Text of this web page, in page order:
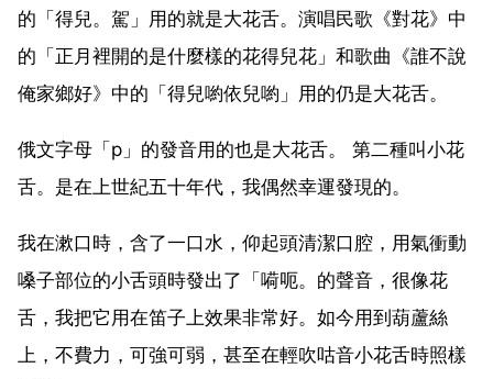
的「得兒。駕」用的就是大花舌。演唱民歌《對花》中
的「正月裡開的是什麼樣的花得兒花」和歌曲《誰不說
俺家鄉好》中的「得兒喲依兒喲」用的仍是大花舌。
俄文字母「p」的發音用的也是大花舌。 第二種叫小花
舌。是在上世紀五十年代，我偶然幸運發現的。
我在漱口時，含了一口水，仰起頭清潔口腔，用氣衝動
嗓子部位的小舌頭時發出了「嗬呃。的聲音，很像花
舌，我把它用在笛子上效果非常好。如今用到葫蘆絲
上，不費力，可強可弱，甚至在輕吹咕音小花舌時照樣